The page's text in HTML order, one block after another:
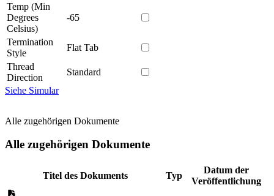
Temp (Min
Degrees
Celsius)
-65
Termination
Style
Flat Tab
Thread
Direction
Standard
Siehe Simular
Alle zugehörigen Dokumente
Alle zugehörigen Dokumente
Titel des Dokuments Typ
Datum der
Veröffentlichung